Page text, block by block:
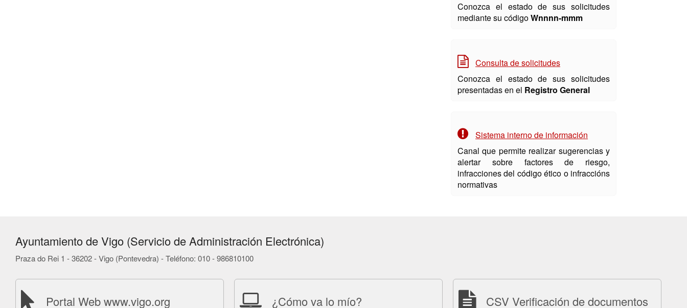
Conozca el estado de sus solicitudes
mediante su códigoWnnnn-mmm
Consulta de solicitudes
Conozca el estado de sus solicitudes
presentadas en el Registro General
Sistema interno de información
Canal que permite realizar sugerencias y
alertar sobre factores de riesgo,
infracciones del código ético o infraccións
normativas
Ayuntamiento de Vigo (Servicio de Administración Electrónica)
Praza do Rei 1 - 36202 - Vigo (Pontevedra) - Teléfono: 010 - 986810100
Portal Web www.vigo.org ¿Cómo va lo mío? CSV Verificación de documentos